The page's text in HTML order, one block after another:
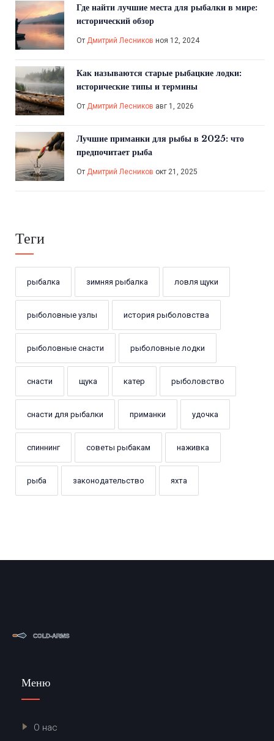
Где найти лучшие места для рыбалки в мире:
исторический обзор
От Дмитрий Лесников ноя 12, 2024
Как называются старые рыбацкие лодки:
исторические типы и термины
От Дмитрий Лесников авг 1, 2026
Лучшие приманки для рыбы в 2025: что
предпочитает рыба
От Дмитрий Лесников окт 21, 2025
Теги
рыбалка зимняя рыбалка ловля щуки
рыболовные узлы история рыболовства
рыболовные снасти рыболовные лодки
снасти щука катер рыболовство
снасти для рыбалки приманки удочка
спиннинг советы рыбакам наживка
рыба законодательство яхта
Меню
О нас